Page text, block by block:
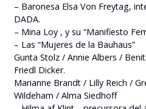
– Baronesa Elsa Von Freytag,
DADA.
– Mina Loy , y su “Manifiesto
– Las “Mujeres de la Bauhaus”
Gunta Stolz / Annie Albers /
Friedl Dicker.
Marianne Brandt / Lilly Reich /
Wildeham / Alma Siedhoff